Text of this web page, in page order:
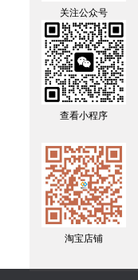
关注公众号
查看小程序
淘宝店铺